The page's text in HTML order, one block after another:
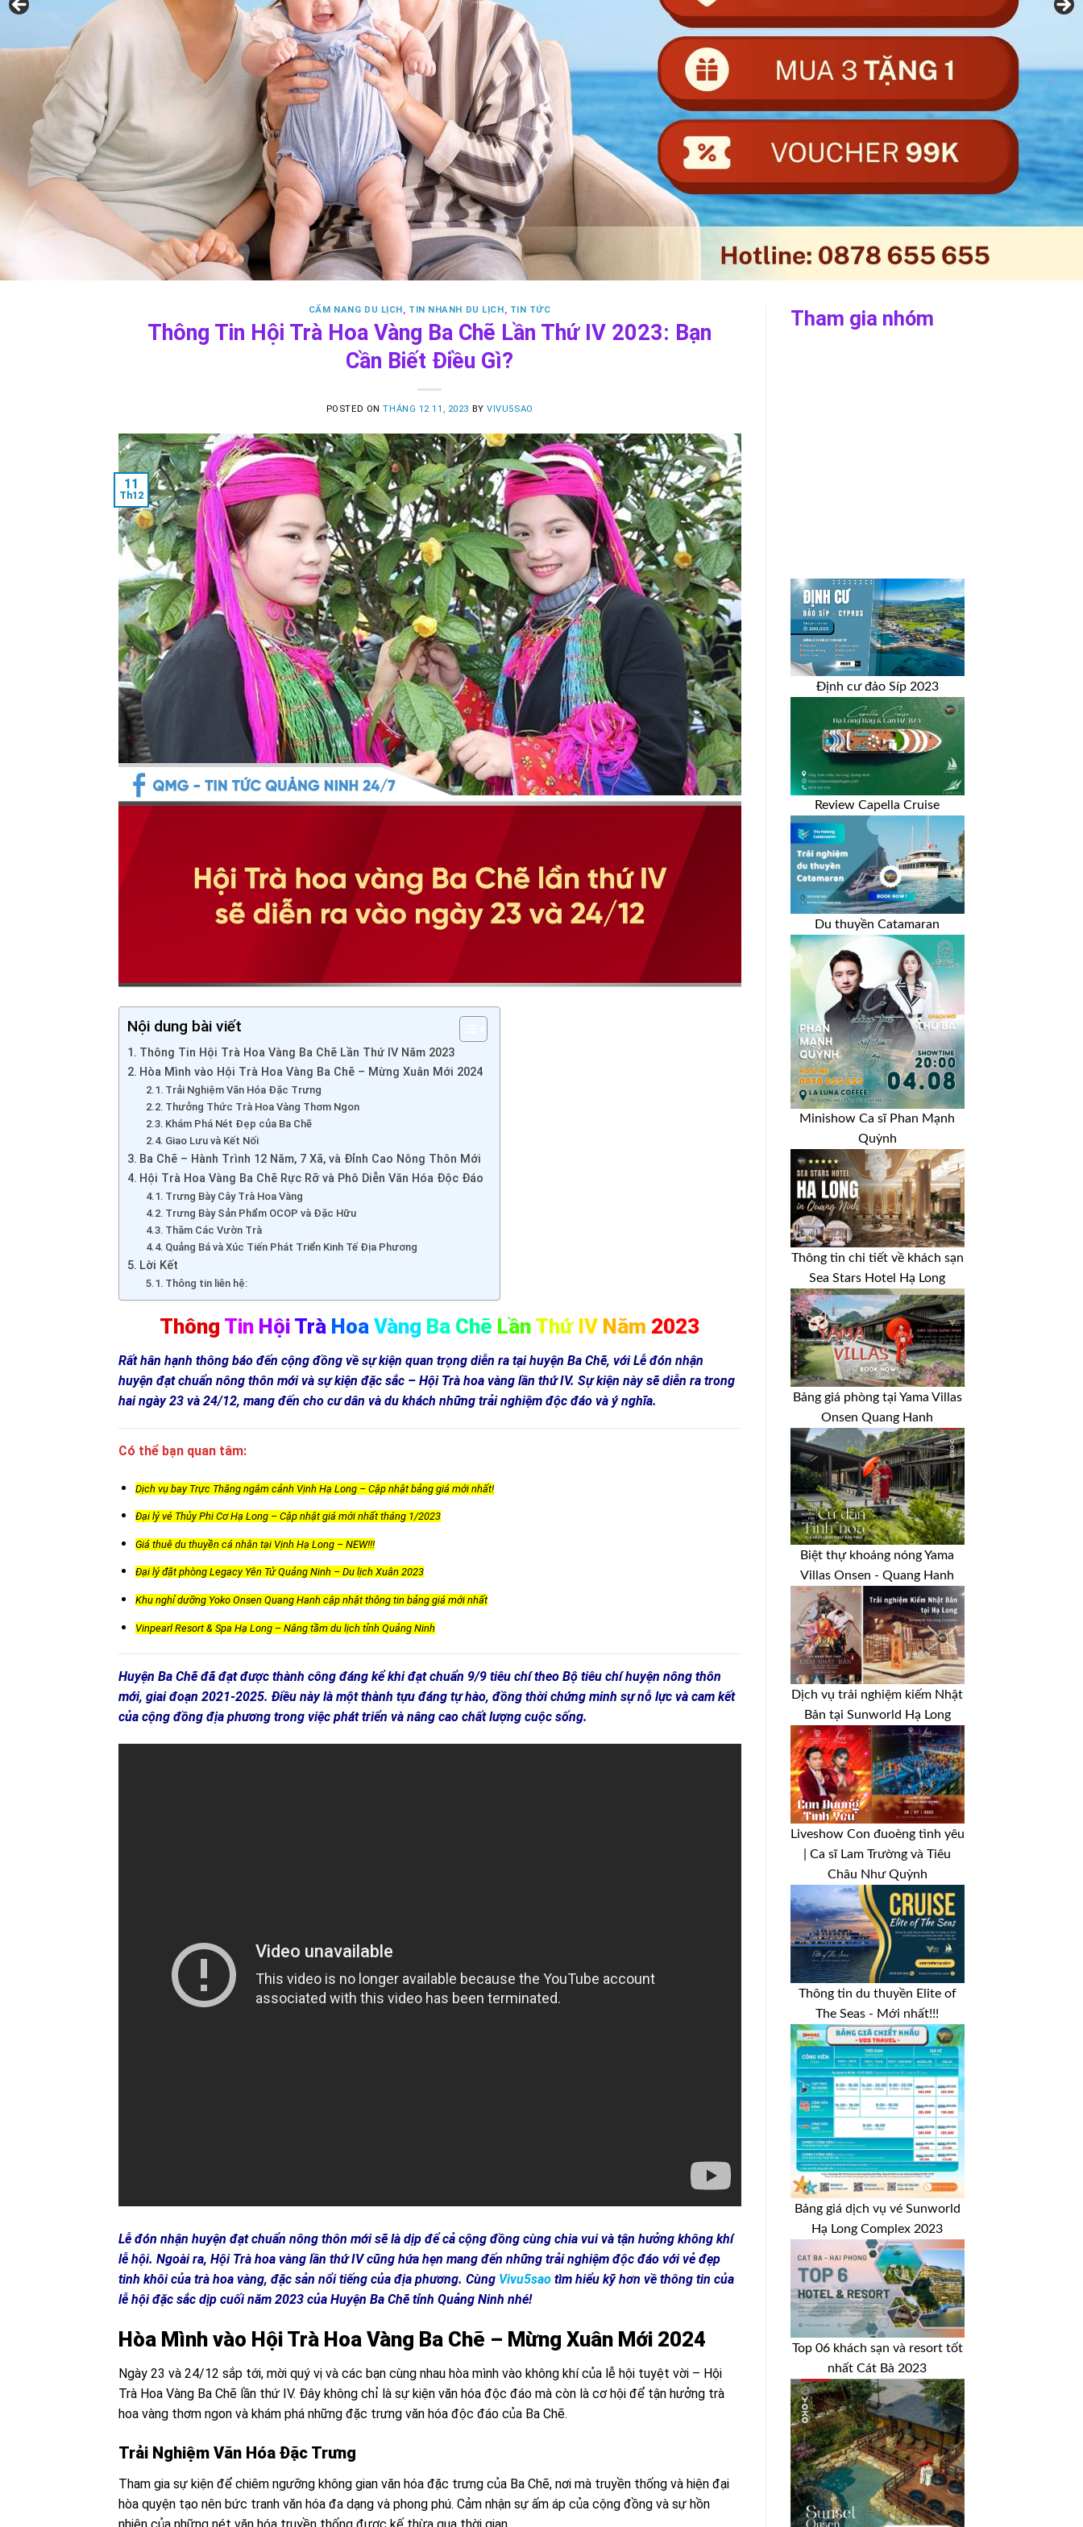
CẨM NANG DU LỊCH, TIN NHANH DU LỊCH, TIN TỨC
Thông Tin Hội Trà Hoa Vàng Ba Chẽ Lần Thứ IV 2023: Bạn
Cần Biết Điều Gì?
POSTED ONTHÁNG 12 11, 2023 BYVIVU5SAO
11
Th12
Nội dung bài viết
Thông Tin Hội Trà Hoa Vàng Ba Chẽ Lần Thứ IV Năm 2023
Hòa Mình vào Hội Trà Hoa Vàng Ba Chẽ – Mừng Xuân Mới 2024
Trải Nghiệm Văn Hóa Đặc Trưng
Thưởng Thức Trà Hoa Vàng Thơm Ngon
Khám Phá Nét Đẹp của Ba Chẽ
Giao Lưu và Kết Nối
Ba Chẽ – Hành Trình 12 Năm, 7 Xã, và Đỉnh Cao Nông Thôn Mới
Hội Trà Hoa Vàng Ba Chẽ Rực Rỡ và Phô Diễn Văn Hóa Độc Đáo
Trưng Bày Cây Trà Hoa Vàng
Trưng Bày Sản Phẩm OCOP và Đặc Hữu
Thăm Các Vườn Trà
Quảng Bá và Xúc Tiến Phát Triển Kinh Tế Địa Phương
Lời Kết
Thông tin liên hệ:
Thông Tin Hội Trà HoaVàng Ba Chẽ Lần Thứ IV Năm 2023
Rất hân hạnh thông báo đến cộng đồng về sự kiện quan trọng diễn ra tại huyện Ba Chẽ, với Lễ đón nhận
huyện đạt chuẩn nông thôn mới và sự kiện đặc sắc – Hội Trà hoa vàng lần thứ IV. Sự kiện này sẽ diễn ra trong
hai ngày 23 và 24/12, mang đến cho cư dân và du khách những trải nghiệm độc đáo và ý nghĩa.
Có thể bạn quan tâm:
Dịch vụ bay Trực Thăng ngắm cảnh Vịnh Hạ Long – Cập nhật bảng giá mới nhất!
Đại lý vé Thủy Phi Cơ Hạ Long – Cập nhật giá mới nhất tháng 1/2023
Giá thuê du thuyền cá nhân tại Vịnh Hạ Long – NEW!!!
Đại lý đặt phòng Legacy Yên Tử Quảng Ninh – Du lịch Xuân 2023
Khu nghỉ dưỡng Yoko Onsen Quang Hanh cập nhật thông tin bảng giá mới nhất
Vinpearl Resort & Spa Hạ Long – Nâng tầm du lịch tỉnh Quảng Ninh
Huyện Ba Chẽ đã đạt được thành công đáng kể khi đạt chuẩn 9/9 tiêu chí theo Bộ tiêu chí huyện nông thôn
mới, giai đoạn 2021-2025. Điều này là một thành tựu đáng tự hào, đồng thời chứng minh sự nỗ lực và cam kết
của cộng đồng địa phương trong việc phát triển và nâng cao chất lượng cuộc sống.
Lễ đón nhận huyện đạt chuẩn nông thôn mới sẽ là dịp để cả cộng đồng cùng chia vui và tận hưởng không khí
lễ hội. Ngoài ra, Hội Trà hoa vàng lần thứ IV cũng hứa hẹn mang đến những trải nghiệm độc đáo với vẻ đẹp
tinh khôi của trà hoa vàng, đặc sản nổi tiếng của địa phương. Cùng Vivu5sao tìm hiểu kỹ hơn về thông tin của
lễ hội đặc sắc dịp cuối năm 2023 của Huyện Ba Chẽ tỉnh Quảng Ninh nhé!
Hòa Mình vào Hội Trà Hoa Vàng Ba Chẽ – Mừng Xuân Mới 2024
Ngày 23 và 24/12 sắp tới, mời quý vị và các bạn cùng nhau hòa mình vào không khí của lễ hội tuyệt vời – Hội
Trà Hoa Vàng Ba Chẽ lần thứ IV. Đây không chỉ là sự kiện văn hóa độc đáo mà còn là cơ hội để tận hưởng trà
hoa vàng thơm ngon và khám phá những đặc trưng văn hóa độc đáo của Ba Chẽ.
Trải Nghiệm Văn Hóa Đặc Trưng
Tham gia sự kiện để chiêm ngưỡng không gian văn hóa đặc trưng của Ba Chẽ, nơi mà truyền thống và hiện đại
hòa quyện tạo nên bức tranh văn hóa đa dạng và phong phú. Cảm nhận sự ấm áp của cộng đồng và sự hồn
Tham gia nhóm
Định cư đảo Síp 2023
Review Capella Cruise
Du thuyền Catamaran
Minishow Ca sĩ Phan Mạnh
Quỳnh
Thông tin chi tiết về khách sạn
Sea Stars Hotel Hạ Long
Bảng giá phòng tại Yama Villas
Onsen Quang Hanh
Biệt thự khoáng nóng Yama
Villas Onsen - Quang Hanh
Dịch vụ trải nghiệm kiếm Nhật
Bản tại Sunworld Hạ Long
Liveshow Con đuoèng tình yêu
| Ca sĩ Lam Trường và Tiêu
Châu Như Quỳnh
Thông tin du thuyền Elite of
The Seas - Mới nhất!!!
Bảng giá dịch vụ vé Sunworld
Hạ Long Complex 2023
Top 06 khách sạn và resort tốt
nhất Cát Bà 2023